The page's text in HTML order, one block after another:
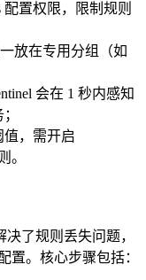
配置权限，限制规则
放在专用分组（如
会在 1 秒内感知
值，需开启
。
决了规则丢失问题，
置。核心步骤包括：